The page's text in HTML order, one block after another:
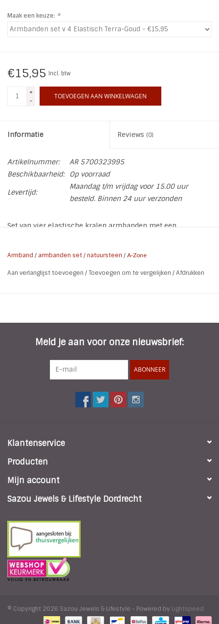
SALE
Maak een keuze: *
€15,95 Incl. btw
+
-
TOEVOEGEN AAN WINKELWAGEN
Informatie Reviews (0)
Artikelnummer:
AR 5700323995
Beschikbaarheid:
Op voorraad
Levertijd:
Maandag t/m vrijdag voor 15.00 uur
besteld. Binnen 24 uur verzonden
Set van vier elastische kralen armbanden met een
* Maat: One Size (polsmaat 16-17)
Armband / armbanden set/natuursteen / A-Zone
Aan verlanglijst toevoegen /Toevoegen om te vergelijken /Afdrukken
Meld je aan voor onze nieuwsbrief:
ABONNEER
Klantenservice
Producten
Mijn account
Sazou Jewels & Lifestyle Dordrecht
© Copyright 2026 Sazou Jewels & Lifestyle - Powered by Lightspeed